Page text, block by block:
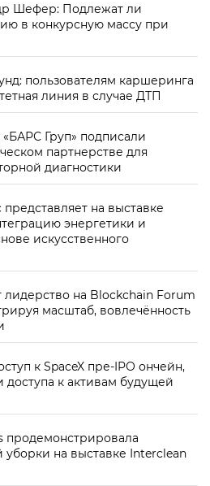
Шефер: Подлежат ли
в конкурсную массу при
пользователям каршеринга
линия в случае ДТП
Груп» подписали
партнерстве для
диагностики
на выставке
энергетики и
искусственного
лидерство на Blockchain Forum
масштаб, вовлечённость
к SpaceX пре-IPO ончейн,
к активам будущей
продемонстрировала
на выставке Interclean